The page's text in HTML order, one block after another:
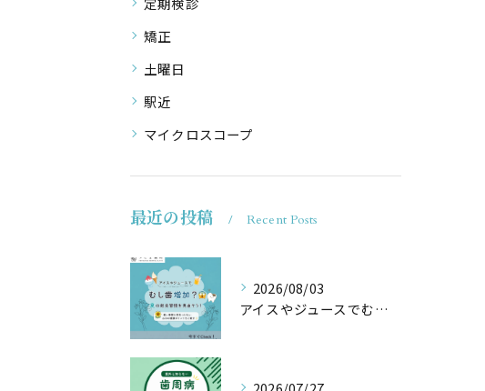
矯正
土曜日
駅近
マイクロスコープ
最近の投稿 Recent Posts
2026/08/03
アイスやジュースでむし歯増加？🦷